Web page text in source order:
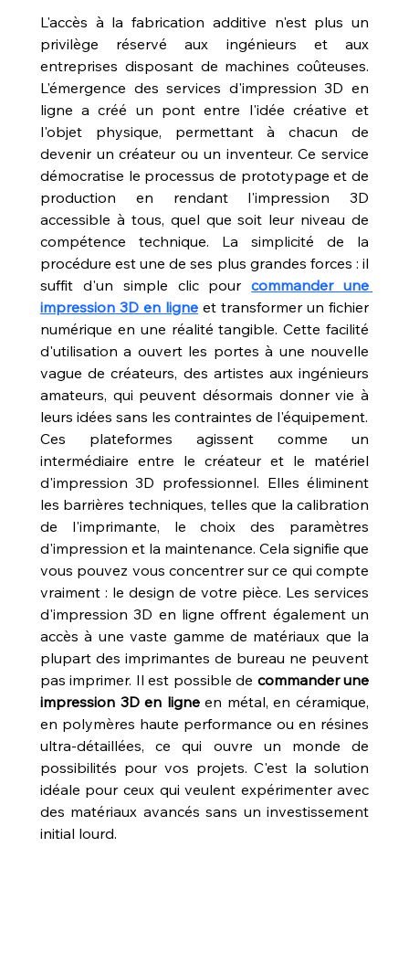
L'accès à la fabrication additive n'est plus un
privilège réservé aux ingénieurs et aux
entreprises disposant de machines coûteuses.
L'émergence des services d'impression 3D en
ligne a créé un pont entre l'idée créative et
l'objet physique, permettant à chacun de
devenir un créateur ou un inventeur. Ce service
démocratise le processus de prototypage et de
production en rendant l'impression 3D
accessible à tous, quel que soit leur niveau de
compétence technique. La simplicité de la
procédure est une de ses plus grandes forces : il
suffit d'un simple clic pour commander une
impression 3D en ligne et transformer un fichier
numérique en une réalité tangible. Cette facilité
d'utilisation a ouvert les portes à une nouvelle
vague de créateurs, des artistes aux ingénieurs
amateurs, qui peuvent désormais donner vie à
leurs idées sans les contraintes de l'équipement.
Ces plateformes agissent comme un
intermédiaire entre le créateur et le matériel
d'impression 3D professionnel. Elles éliminent
les barrières techniques, telles que la calibration
de l'imprimante, le choix des paramètres
d'impression et la maintenance. Cela signifie que
vous pouvez vous concentrer sur ce qui compte
vraiment : le design de votre pièce. Les services
d'impression 3D en ligne offrent également un
accès à une vaste gamme de matériaux que la
plupart des imprimantes de bureau ne peuvent
pas imprimer. Il est possible de commander une
impression 3D en ligne en métal, en céramique,
en polymères haute performance ou en résines
ultra-détaillées, ce qui ouvre un monde de
possibilités pour vos projets. C'est la solution
idéale pour ceux qui veulent expérimenter avec
des matériaux avancés sans un investissement
initial lourd.